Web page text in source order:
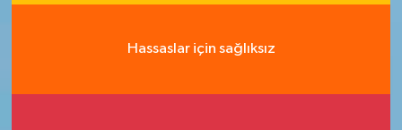
Hassaslar için sağlıksız